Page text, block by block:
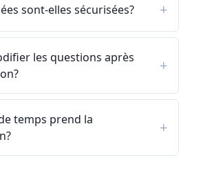
sont-elles sécurisées?
les questions après
temps prend la